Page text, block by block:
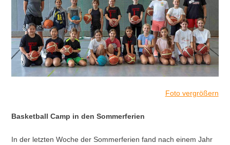
Foto vergrößern
Basketball Camp in den Sommerferien
In der letzten Woche der Sommerferien fand nach einem Jahr